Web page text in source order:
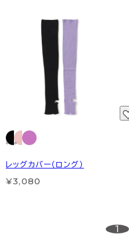
レッグカバー（ロング）
¥3,080
1